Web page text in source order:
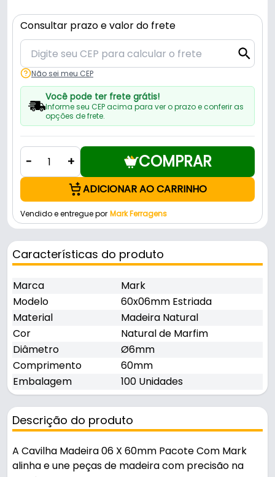
Consultar prazo e valor do frete
Não sei meu CEP
Você pode ter frete grátis!
Informe seu CEP acima para ver o prazo e conferir as
opções de frete.
- + COMPRAR
ADICIONAR AO CARRINHO
Vendido e entregue por Mark Ferragens
Características do produto
Marca
Mark
Modelo
60x06mm Estriada
Material
Madeira Natural
Cor
Natural de Marfim
Diâmetro
Ø6mm
Comprimento
60mm
Embalagem
100 Unidades
Descrição do produto
A Cavilha Madeira 06 X 60mm Pacote Com Mark
alinha e une peças de madeira com precisão na